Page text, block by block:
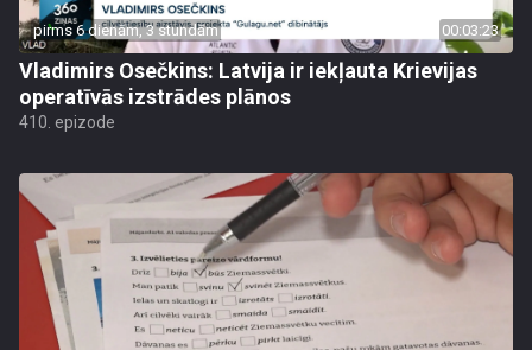
pirms 6 dienām, 3 stundām 00:03:23
Vladimirs Osečkins: Latvija ir iekļauta Krievijas
operatīvās izstrādes plānos
410. epizode